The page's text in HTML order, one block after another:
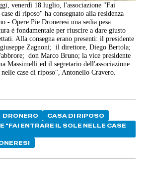
venerdì 18 luglio, l'associazione "Fai
di riposo" ha consegnato alla residenza
- Opere Pie Droneresi una sedia pesa
è fondamentale per riuscire a dare giusto
Alla consegna erano presenti: il presidente
Zagnoni; il direttore, Diego Bertola;
don Marco Bruno; la vice presidente
Massimelli ed il segretario dell'associazione
case di riposo", Antonello Cravero.
DRONERO
CASA DI RIPOSO
"FAI ENTRARE IL SOLE NELLE CASE